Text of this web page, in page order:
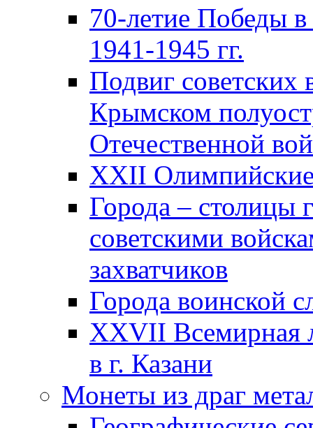
70-летие Победы
1941-1945 гг.
Подвиг советских
Крымском
Отечественной
XXII
Города – столицы
советскими
захватчиков
Города воинской
XXVII Всемирная
в г. Казани
Монеты из драг